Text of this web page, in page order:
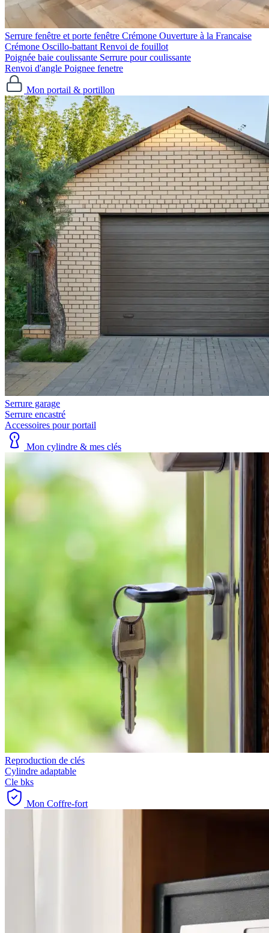
Serrure fenêtre et porte fenêtre
Crémone Ouverture à la Francaise
Crémone Oscillo-battant Renvoi de fouillot
Poignée baie coulissante Serrure pour coulissante
Renvoi d'angle Poignee fenetre
Mon portail & portillon
Serrure garage
Serrure encastré
Accessoires pour portail
Mon cylindre & mes clés
Reproduction de clés
Cylindre adaptable
Cle bks
Mon Coffre-fort